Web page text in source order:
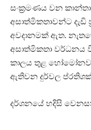
සංක්‍රමණය වන
අසාත්මිකතාවන්ට දැඩි
අවදානමක් ඇත.
අසාත්මිකතා වර්ධනය
කාලය තුළ
ඇතිවන දුර්වල
දර්ශනයේ හදිසි